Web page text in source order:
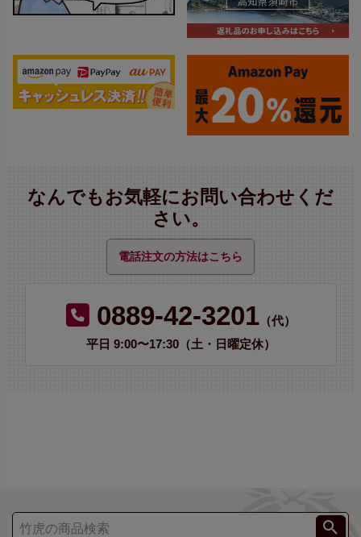
なんでもお気軽にお問い合わせくだ
さい。
電話注文の方法はこちら
0889-42-3201（代）
平日 9:00〜17:30（土・日曜定休）